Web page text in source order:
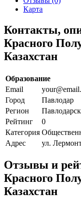
Карта
Контакты,
Красного
Казахстан
Образование
Email
Город
Павлодар
Регион
Рейтинг
0
Категория
Адрес
ул.
Отзывы и
Красного
Казахстан